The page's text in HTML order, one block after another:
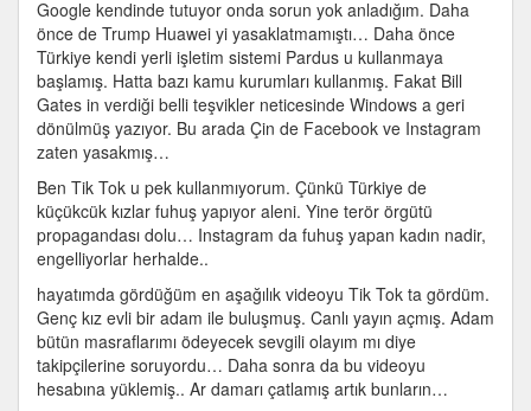
Google kendinde tutuyor onda sorun yok anladığım. Daha
önce de Trump Huawei yi yasaklatmamıştı… Daha önce
Türkiye kendi yerli işletim sistemi Pardus u kullanmaya
başlamış. Hatta bazı kamu kurumları kullanmış. Fakat Bill
Gates in verdiği belli teşvikler neticesinde Windows a geri
dönülmüş yazıyor. Bu arada Çin de Facebook ve Instagram
zaten yasakmış…
Ben Tik Tok u pek kullanmıyorum. Çünkü Türkiye de
küçükcük kızlar fuhuş yapıyor aleni. Yine terör örgütü
propagandası dolu… Instagram da fuhuş yapan kadın nadir,
engelliyorlar herhalde..
hayatımda gördüğüm en aşağılık videoyu Tik Tok ta gördüm.
Genç kız evli bir adam ile buluşmuş. Canlı yayın açmış. Adam
bütün masraflarımı ödeyecek sevgili olayım mı diye
takipçilerine soruyordu… Daha sonra da bu videoyu
hesabına yüklemiş.. Ar damarı çatlamış artık bunların…